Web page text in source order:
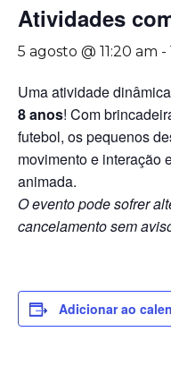
Atividades
5 agosto @ 11:20 am -
Uma atividade
8 anos! Com
futebol, os pequenos
movimento e interação
animada.
O evento pode sofrer
cancelamento sem
Adicionar ao